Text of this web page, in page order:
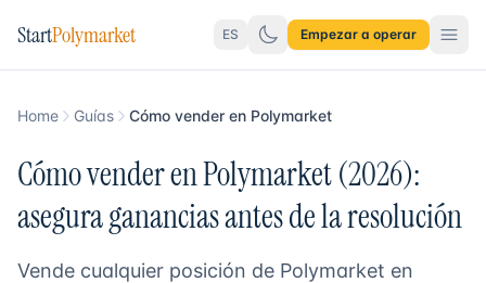
StartPolymarket ES Empezar a operar
Home Guías Cómo vender en Polymarket
Cómo vender en Polymarket (2026):
asegura ganancias antes de la resolución
Vende cualquier posición de Polymarket en